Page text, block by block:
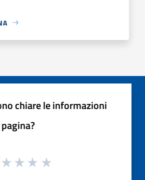
chiare le informazioni